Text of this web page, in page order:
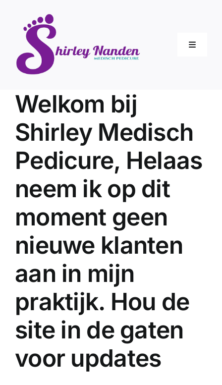
inhoud
Toggle
Welkom bij
Shirley Medisch
Pedicure, Helaas
neem ik op dit
moment geen
nieuwe klanten
aan in mijn
praktijk. Hou de
site in de gaten
voor updates